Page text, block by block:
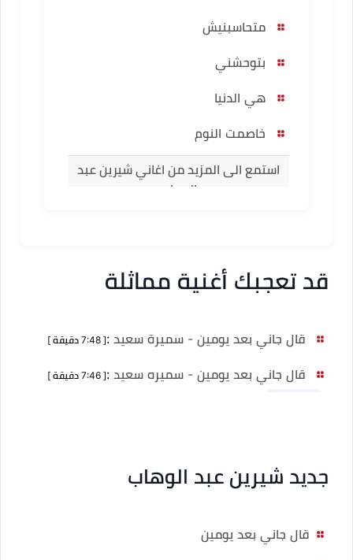
متحاسبنيش
بتوحشني
هي الدنيا
خاصمت النوم
استمع الى المزيد من اغاني شيرين عبد
الوهاب
قد تعجبك أغنية مماثلة
قال جاني بعد يومين - سميرة سعيد :[ 7:48 دقيقة ]
قال جاني بعد يومين - سميره سعيد :[ 7:46 دقيقة ]
جديد شيرين عبد الوهاب
قال جاني بعد يومين